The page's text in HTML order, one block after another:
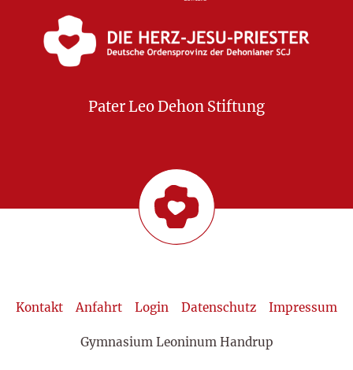
Pater Leo Dehon Stiftung
Kontakt Anfahrt Login Datenschutz Impressum
Gymnasium Leoninum Handrup